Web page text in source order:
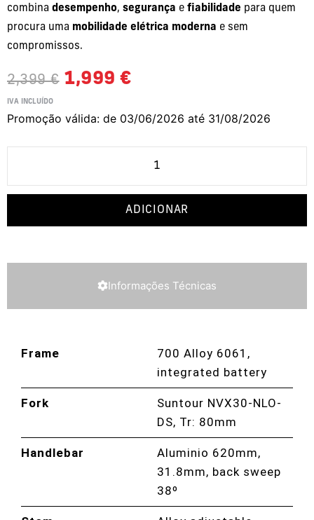
combina desempenho, segurança e fiabilidade para quem
procura uma mobilidade elétrica moderna e sem
compromissos.
2,399€ 1,999 €
IVA INCLUÍDO
Promoção válida: de 03/06/2026 até 31/08/2026
ADICIONAR
Informações Técnicas
Frame
700 Alloy 6061,
integrated battery
Fork
Suntour NVX30-NLO-
DS, Tr: 80mm
Handlebar
Aluminio 620mm,
31.8mm, back sweep
38º